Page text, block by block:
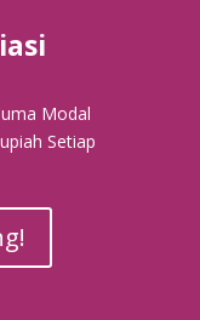
Modal
Setiap